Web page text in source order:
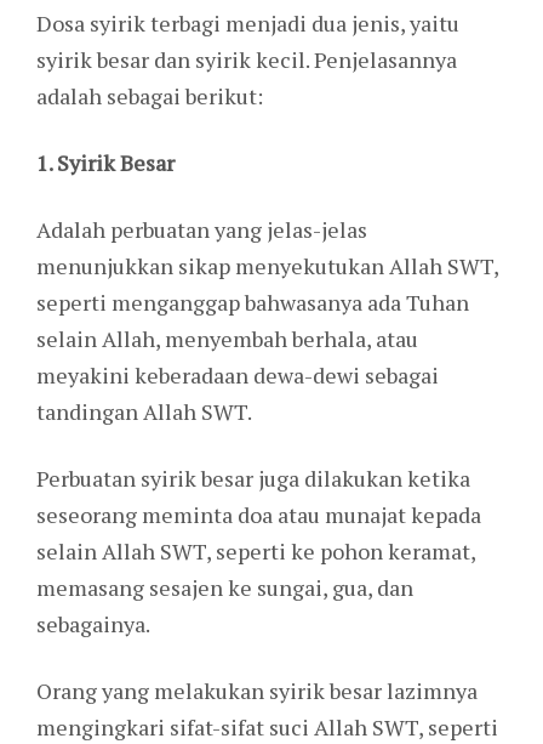
Dosa syirik terbagi menjadi dua jenis, yaitu
syirik besar dan syirik kecil. Penjelasannya
adalah sebagai berikut:
1. Syirik Besar
Adalah perbuatan yang jelas-jelas
menunjukkan sikap menyekutukan Allah SWT,
seperti menganggap bahwasanya ada Tuhan
selain Allah, menyembah berhala, atau
meyakini keberadaan dewa-dewi sebagai
tandingan Allah SWT.
Perbuatan syirik besar juga dilakukan ketika
seseorang meminta doa atau munajat kepada
selain Allah SWT, seperti ke pohon keramat,
memasang sesajen ke sungai, gua, dan
sebagainya.
Orang yang melakukan syirik besar lazimnya
mengingkari sifat-sifat suci Allah SWT, seperti